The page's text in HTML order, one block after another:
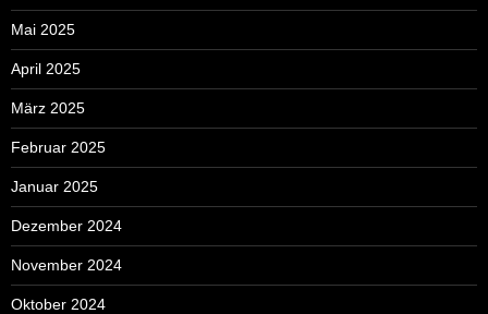
Mai 2025
April 2025
März 2025
Februar 2025
Januar 2025
Dezember 2024
November 2024
Oktober 2024